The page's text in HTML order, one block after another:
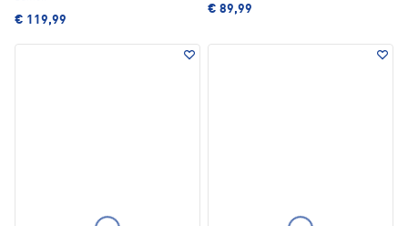
€ 119,99
€ 89,99